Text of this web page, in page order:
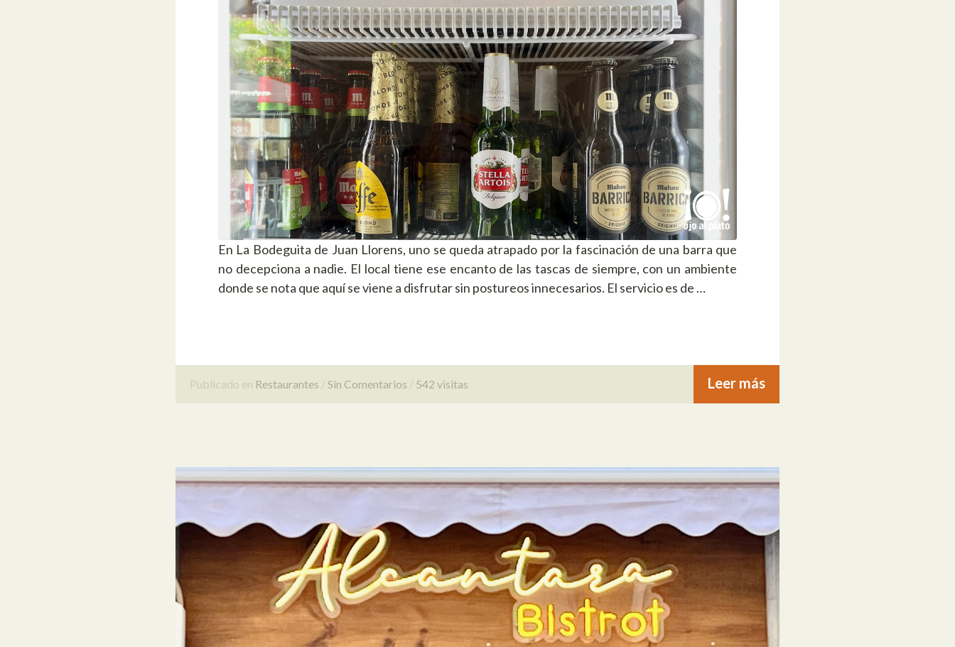
En La Bodeguita de Juan Llorens, uno se queda atrapado por la fascinación de una barra que
no decepciona a nadie. El local tiene ese encanto de las tascas de siempre, con un ambiente
donde se nota que aquí se viene a disfrutar sin postureos innecesarios. El servicio es de …
Publicado en Restaurantes Sin Comentarios 542 visitas Leer más